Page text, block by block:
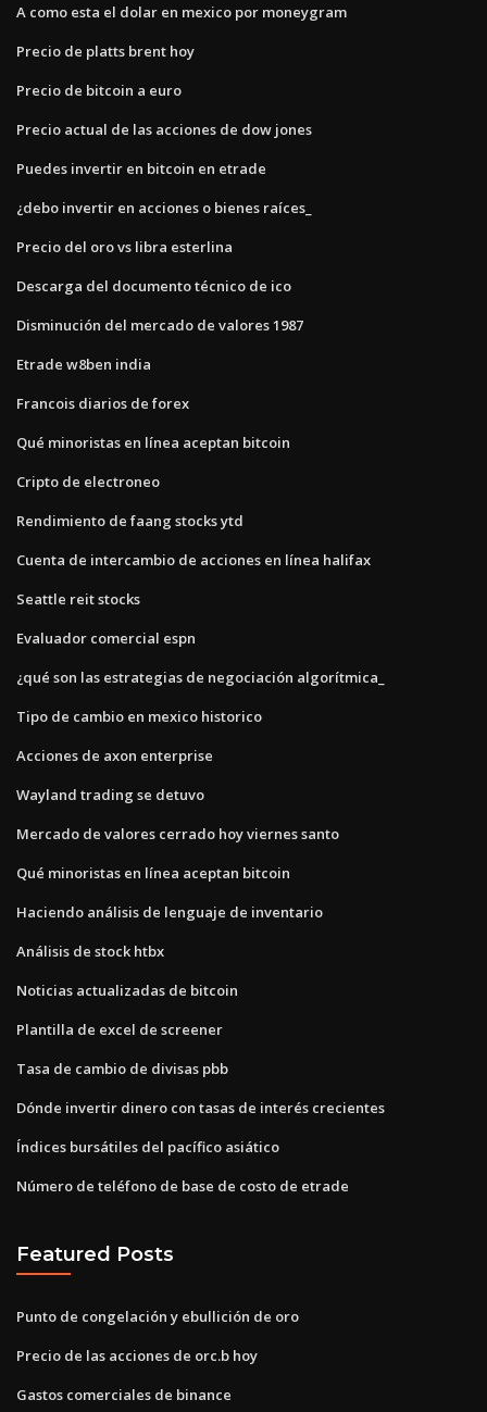
A como esta el dolar en mexico por moneygram
Precio de platts brent hoy
Precio de bitcoin a euro
Precio actual de las acciones de dow jones
Puedes invertir en bitcoin en etrade
¿debo invertir en acciones o bienes raíces_
Precio del oro vs libra esterlina
Descarga del documento técnico de ico
Disminución del mercado de valores 1987
Etrade w8ben india
Francois diarios de forex
Qué minoristas en línea aceptan bitcoin
Cripto de electroneo
Rendimiento de faang stocks ytd
Cuenta de intercambio de acciones en línea halifax
Seattle reit stocks
Evaluador comercial espn
¿qué son las estrategias de negociación algorítmica_
Tipo de cambio en mexico historico
Acciones de axon enterprise
Wayland trading se detuvo
Mercado de valores cerrado hoy viernes santo
Qué minoristas en línea aceptan bitcoin
Haciendo análisis de lenguaje de inventario
Análisis de stock htbx
Noticias actualizadas de bitcoin
Plantilla de excel de screener
Tasa de cambio de divisas pbb
Dónde invertir dinero con tasas de interés crecientes
Índices bursátiles del pacífico asiático
Número de teléfono de base de costo de etrade
Featured Posts
Punto de congelación y ebullición de oro
Precio de las acciones de orc.b hoy
Gastos comerciales de binance